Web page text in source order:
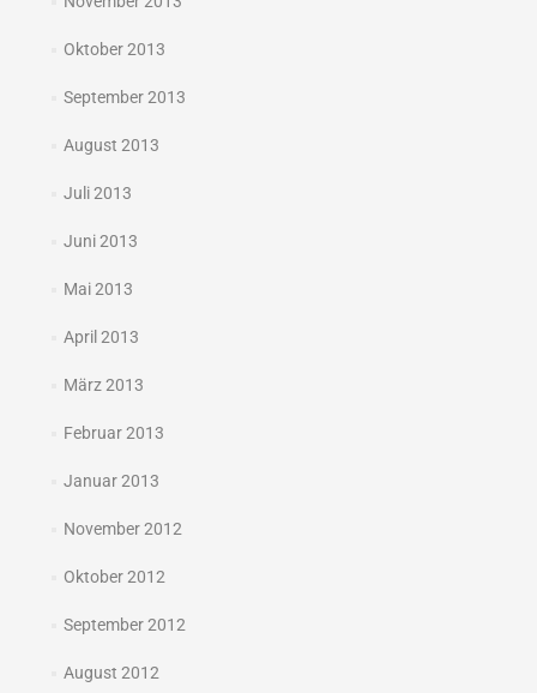
Oktober 2013
September 2013
August 2013
Juli 2013
Juni 2013
Mai 2013
April 2013
März 2013
Februar 2013
Januar 2013
November 2012
Oktober 2012
September 2012
August 2012